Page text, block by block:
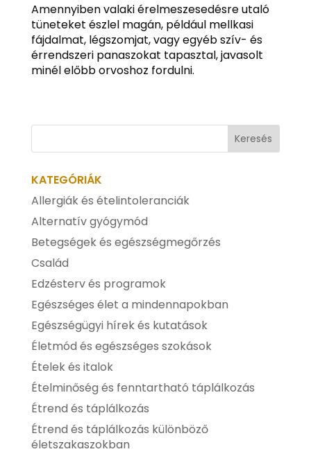
Amennyiben valaki érelmeszesedésre utaló
tüneteket észlel magán, például mellkasi
fájdalmat, légszomjat, vagy egyéb szív- és
érrendszeri panaszokat tapasztal, javasolt
minél előbb orvoshoz fordulni.
KATEGÓRIÁK
Allergiák és ételintoleranciák
Alternatív gyógymód
Betegségek és egészségmegőrzés
Család
Edzésterv és programok
Egészséges élet a mindennapokban
Egészségügyi hírek és kutatások
Életmód és egészséges szokások
Ételek és italok
Ételminőség és fenntartható táplálkozás
Étrend és táplálkozás
Étrend és táplálkozás különböző
életszakaszokban